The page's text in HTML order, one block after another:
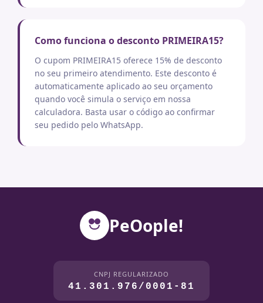
Como funciona o desconto PRIMEIRA15?
O cupom PRIMEIRA15 oferece 15% de desconto
no seu primeiro atendimento. Este desconto é
automaticamente aplicado ao seu orçamento
quando você simula o serviço em nossa
calculadora. Basta usar o código ao confirmar
seu pedido pelo WhatsApp.
PeOople!
CNPJ REGULARIZADO
41.301.976/0001-81